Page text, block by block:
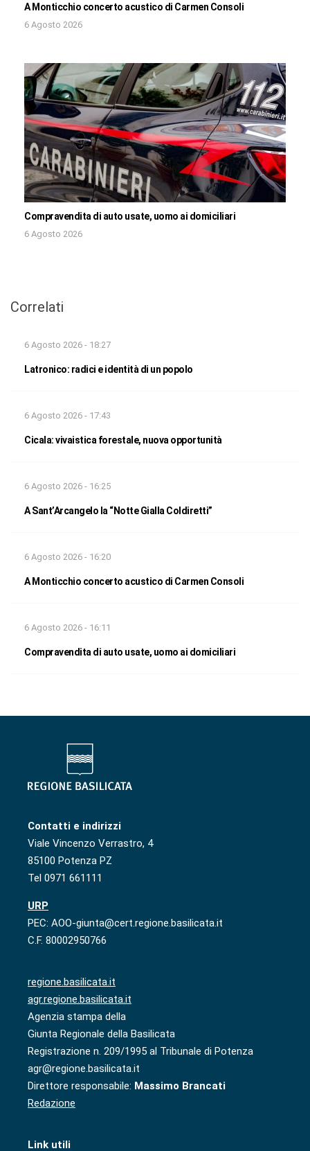
A Monticchio concerto acustico di Carmen Consoli
6 Agosto 2026
Compravendita di auto usate, uomo ai domiciliari
6 Agosto 2026
Correlati
6 Agosto 2026 - 18:27
Latronico: radici e identità di un popolo
6 Agosto 2026 - 17:43
Cicala: vivaistica forestale, nuova opportunità
6 Agosto 2026 - 16:25
A Sant’Arcangelo la “Notte Gialla Coldiretti”
6 Agosto 2026 - 16:20
A Monticchio concerto acustico di Carmen Consoli
6 Agosto 2026 - 16:11
Compravendita di auto usate, uomo ai domiciliari
Contatti e indirizzi
Viale Vincenzo Verrastro, 4
85100 Potenza PZ
Tel 0971 661111
URP
PEC: AOO-giunta@cert.regione.basilicata.it
C.F. 80002950766
regione.basilicata.it
agr.regione.basilicata.it
Agenzia stampa della
Giunta Regionale della Basilicata
Registrazione n. 209/1995 al Tribunale di Potenza
agr@regione.basilicata.it
Direttore responsabile: Massimo Brancati
Redazione
Link utili